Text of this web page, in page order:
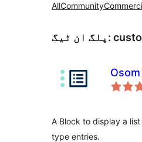
AllCommunity
پلگ ان ٹیگ:
A Block to display a
type entries.